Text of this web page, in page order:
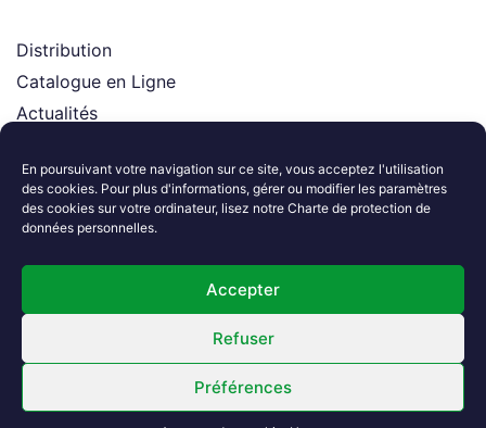
En poursuivant votre navigation sur ce site, vous acceptez l'utilisation
des cookies. Pour plus d'informations, gérer ou modifier les paramètres
des cookies sur votre ordinateur, lisez notre Charte de protection de
données personnelles.
Accepter
Refuser
Préférences
Distribution
Catalogue en Ligne
Actualités
Le groupe
Contactez-nous
Suivez-nous
2024. All Rights Reserved. Performed By